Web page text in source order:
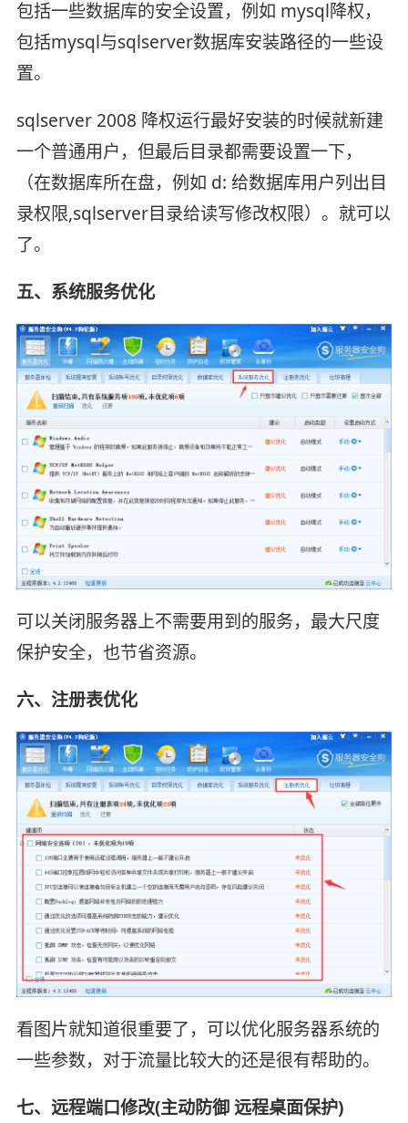
包括一些数据库的安全设置，例如 mysql降权，
包括mysql与sqlserver数据库安装路径的一些设
置。
sqlserver 2008 降权运行最好安装的时候就新建
一个普通用户，但最后目录都需要设置一下，
（在数据库所在盘，例如 d: 给数据库用户列出目
录权限,sqlserver目录给读写修改权限）。就可以
了。
五、系统服务优化
可以关闭服务器上不需要用到的服务，最大尺度
保护安全，也节省资源。
六、注册表优化
看图片就知道很重要了，可以优化服务器系统的
一些参数，对于流量比较大的还是很有帮助的。
七、远程端口修改(主动防御 远程桌面保护)